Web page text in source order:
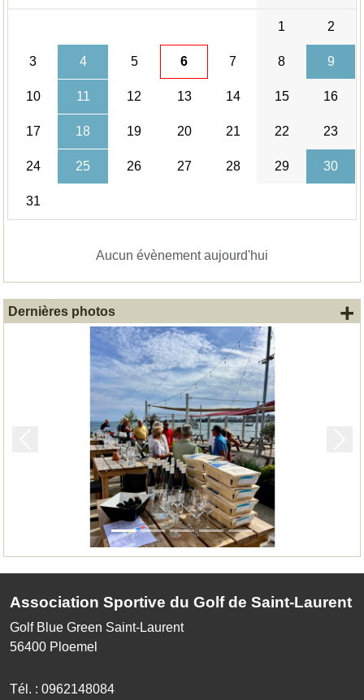
1 2
3 4 5 6 7 8 9
10 11 12 13 14 15 16
17 18 19 20 21 22 23
24 25 26 27 28 29 30
31
Aucun évènement aujourd'hui
Dernières photos +
Association Sportive du Golf de Saint-Laurent
Golf Blue Green Saint-Laurent
56400 Ploemel
Tél. : 0962148084